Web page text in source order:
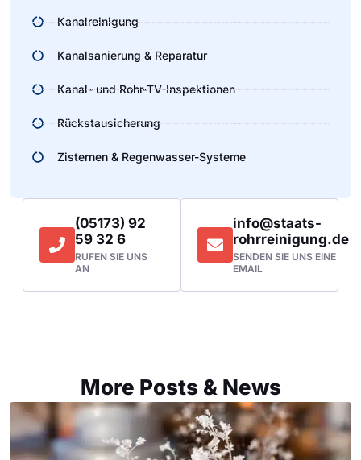
Kanalreinigung
Kanalsanierung & Reparatur
Kanal- und Rohr-TV-Inspektionen
Rückstausicherung
Zisternen & Regenwasser-Systeme
(05173) 92
59 32 6
RUFEN SIE UNS
AN
info@staats-
rohrreinigung.de
SENDEN SIE UNS EINE
EMAIL
More Posts & News